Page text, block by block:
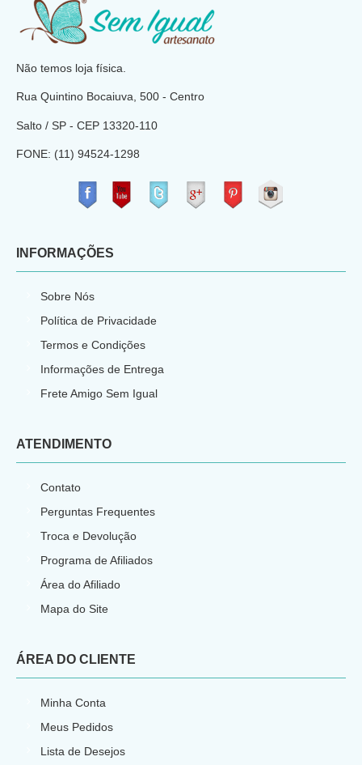
Não temos loja física.
Rua Quintino Bocaiuva, 500 - Centro
Salto / SP - CEP 13320-110
FONE: (11) 94524-1298
INFORMAÇÕES
Sobre Nós
Política de Privacidade
Termos e Condições
Informações de Entrega
Frete Amigo Sem Igual
ATENDIMENTO
Contato
Perguntas Frequentes
Troca e Devolução
Programa de Afiliados
Área do Afiliado
Mapa do Site
ÁREA DO CLIENTE
Minha Conta
Meus Pedidos
Lista de Desejos